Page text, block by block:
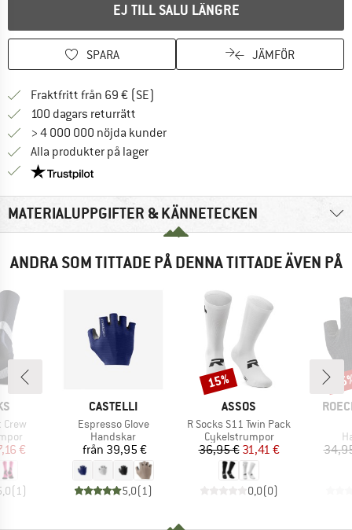
EJ TILL SALU LÄNGRE
SPARA JÄMFÖR
Fraktfritt från 69 € (SE)
100 dagars returrätt
> 4 000 000 nöjda kunder
Alla produkter på lager
Trust Pilot-garanti - hitta all information här!
MATERIALUPPGIFTER & KÄNNETECKEN
ANDRA SOM TITTADE PÅ DENNA TITTADE ÄVEN PÅ
pris
€
(1 )
VARUMÄRKE
CASTELLI
Produkter
Espresso Glove
Produktgrupp
Handskar
Pris
från 39,95 €
5,0(1 )
VARUMÄRKE
ASSOS
Produkter
R Socks S11 Twin Pack
Produktgrupp
Cykelstrumpor
Pris
36,95 €Reducerat pris
31,41 €
0,0(0)
Rabatt
15%